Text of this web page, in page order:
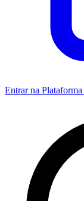
Entrar na